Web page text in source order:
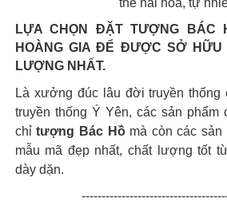
LỰA CHỌN ĐẶT TƯỢNG BÁC
HOÀNG GIA ĐỂ ĐƯỢC SỞ
LƯỢNG NHẤT.
Là xưởng đúc lâu đời truyền thống
truyền thống Ý Yên, các sản phẩm
chỉtượng Bác Hồmà còn các sản
mẫu mã đẹp nhất, chất lượng tốt
dày dặn.